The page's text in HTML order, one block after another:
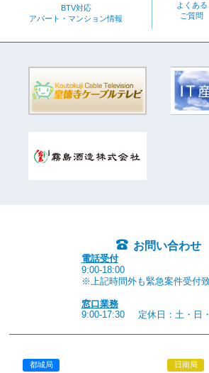
BTV対応
アパート・マンション情報
よくある
ご質問
お問い合わせ
電話受付
9:00-18:00
※上記時間外も緊急案件受付致
窓口業務
9:00-17:30
定休日：土・日
都城局 日南局